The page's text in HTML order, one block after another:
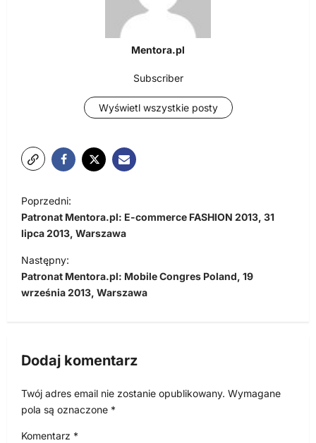
Mentora.pl
Subscriber
Wyświetl wszystkie posty
N
a
w
i
g
a
a
w
p
i
Poprzedni:
Patronat Mentora.pl: E-commerce FASHION 2013, 31
lipca 2013, Warszawa
Następny:
Patronat Mentora.pl: Mobile Congres Poland, 19
września 2013, Warszawa
Dodaj komentarz
Twój adres email nie zostanie opublikowany. Wymagane
pola są oznaczone *
Komentarz *